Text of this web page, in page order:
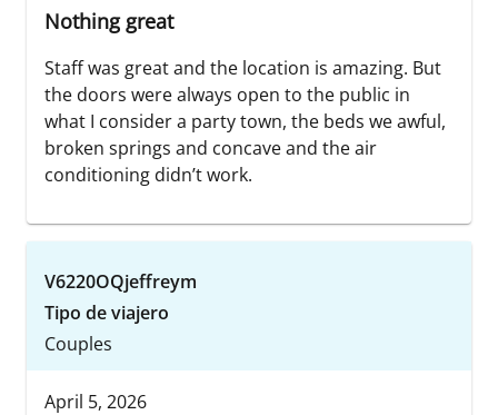
Nothing great
Staff was great and the location is amazing. But
the doors were always open to the public in
what I consider a party town, the beds we awful,
broken springs and concave and the air
conditioning didn’t work.
V6220OQjeffreym
Tipo de viajero
Couples
April 5, 2026